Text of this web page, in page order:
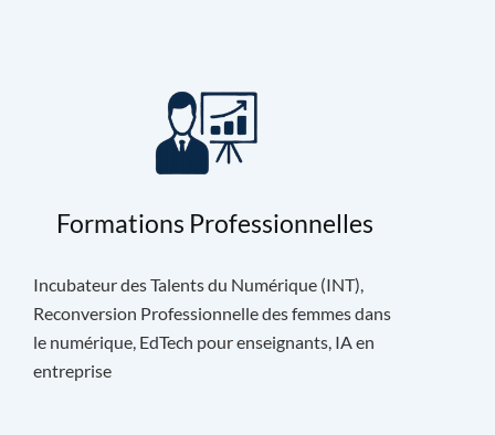
Formations Professionnelles
Incubateur des Talents du Numérique (INT),
Reconversion Professionnelle des femmes dans
le numérique, EdTech pour enseignants, IA en
entreprise